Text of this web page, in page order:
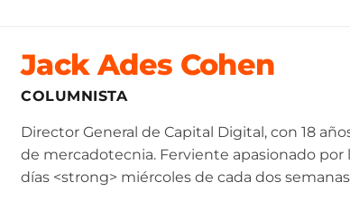
Jack Ades Cohen
COLUMNISTA
Director General de Capital Digital, con 18
de mercadotecnia. Ferviente apasionado por
días <strong> miércoles de cada dos